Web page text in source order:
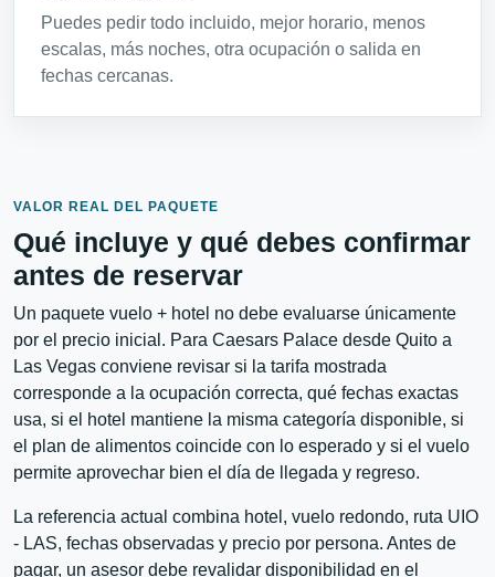
Puedes pedir todo incluido, mejor horario, menos
escalas, más noches, otra ocupación o salida en
fechas cercanas.
VALOR REAL DEL PAQUETE
Qué incluye y qué debes confirmar
antes de reservar
Un paquete vuelo + hotel no debe evaluarse únicamente
por el precio inicial. Para Caesars Palace desde Quito a
Las Vegas conviene revisar si la tarifa mostrada
corresponde a la ocupación correcta, qué fechas exactas
usa, si el hotel mantiene la misma categoría disponible, si
el plan de alimentos coincide con lo esperado y si el vuelo
permite aprovechar bien el día de llegada y regreso.
La referencia actual combina hotel, vuelo redondo, ruta UIO
- LAS, fechas observadas y precio por persona. Antes de
pagar, un asesor debe revalidar disponibilidad en el